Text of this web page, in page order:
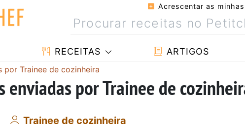
Acrescentar as
RECEITAS ARTIGOS
por Trainee de cozinheira
enviadas por Trainee de
Trainee de cozinheira